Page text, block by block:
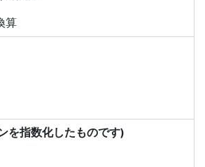
算
を指数化したものです)